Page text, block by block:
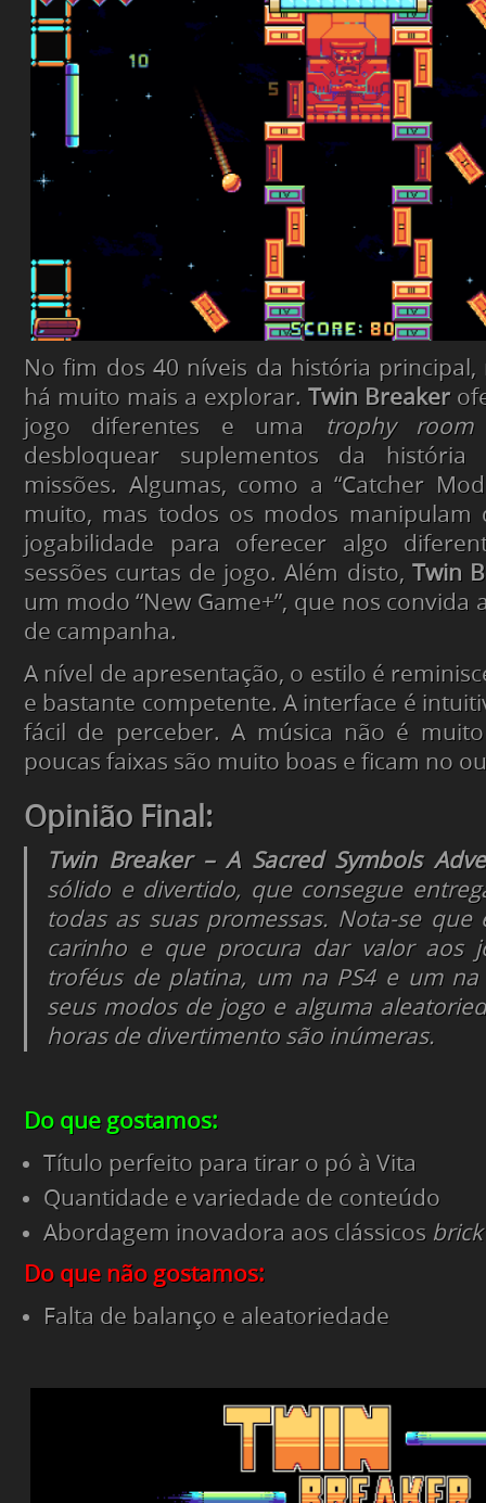
No fim dos 40 níveis da história principal,
há muito mais a explorar. Twin Breaker
jogo diferentes e uma trophy room
desbloquear suplementos da
missões. Algumas, como a “Catcher
muito, mas todos os modos manipulam
jogabilidade para oferecer algo
sessões curtas de jogo. Além disto, Twin
um modo “New Game+”, que nos convida
de campanha.
A nível de apresentação, o estilo é
e bastante competente. A interface é
fácil de perceber. A música não é
poucas faixas são muito boas e ficam no
Opinião Final:
Twin Breaker – A Sacred Symbols
sólido e divertido, que consegue
todas as suas promessas. Nota-se
carinho e que procura dar valor aos
troféus de platina, um na PS4 e um na
seus modos de jogo e alguma
horas de divertimento são inúmeras.
Do que gostamos:
Título perfeito para tirar o pó à Vita
Quantidade e variedade de conteúdo
Abordagem inovadora aos clássicos
Do que não gostamos:
Falta de balanço e aleatoriedade